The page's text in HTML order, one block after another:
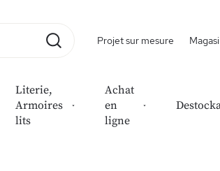
Projet sur mesure
Literie,
Armoires
lits
Achat
en
ligne